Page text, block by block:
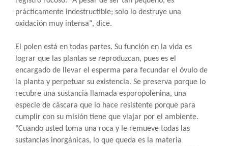
prácticamente indestructible; solo lo destruye una
oxidación muy intensa", dice.
El polen está en todas partes. Su función en la vida es
lograr que las plantas se reproduzcan, pues es el
encargado de llevar el esperma para fecundar el óvulo de
la planta y perpetuar su existencia. Se preserva porque lo
recubre una sustancia llamada esporopolenina, una
especie de cáscara que lo hace resistente porque para
cumplir con su misión tiene que viajar por el ambiente.
"Cuando usted toma una roca y le remueve todas las
sustancias inorgánicas, lo que queda es la materia